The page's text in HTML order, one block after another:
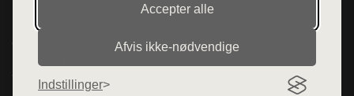
Accepter alle
Afvis ikke‑nødvendige
Indstillinger
Denne side er en del af want.dk, der udgiver en række
hjemmesider med præsentation af forskellige produkter fra
diverse webshops. Der sælges ikke varer fra denne side - vi
henviser til de shops, som sælger varen. Vi har heller ikke
varerne på lager.